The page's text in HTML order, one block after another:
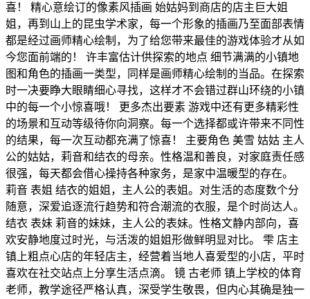
喜！ 精心意绘订的像素风插画 始姑妈到商店的店主巨大姐
姐，再到山上的昆虫学术家，每一个形象的插画乃至面部表情
都是经过画师精心绘制，为了给您带来最佳的游戏体验才从如
今您面前端的！ 许丰富估计供探索的地点 细节满满的小镇地
图和角色的插画一类型，同样是画师精心绘制的当品。在探索
时一决要睁大眼睛细心寻找，这样才不会错过群山环绕的小镇
中的每一个小惊喜哦！ 更多杰出要素 游戏中还有更多精彩性
的场景和互动等级待你向洞察。每一个选择都或许带来不同性
的结果，每一次互动都充满了惊喜！ 主要角色 美雪 姑姑 主人
公的姑姑，莉音和结衣的母亲。性格温和善良，对家庭责任感
很强，每天都会借心操持各种家务，是家中温暖型的存在。
莉音 表姐 结衣的姐姐，主人公的表姐。对生活的态度数个分
随意，深爱追逐流行趋势和符合潮流的衣服，是个时尚达人。
结衣 表妹 莉音的妹妹，主人公的表妹。性格文静内部向，喜
欢安静地度过时光，与活泼的姐姐形做鲜明显对比。 雫 店主
镇上粗点心店的年轻店主，经营着当地人喜爱型的小店，平时
喜欢在社交站点上分享生活点滴。 镜 古老师 镇上学校的体育
老师，教学途径严格认真，深受学生敬畏，但内心其确是独一